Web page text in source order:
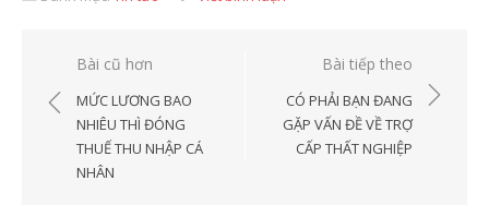
Điều
hướng
viết
Bài cũ hơn
MỨC LƯƠNG BAO
NHIÊU THÌ ĐÓNG
THUẾ THU NHẬP CÁ
NHÂN
Bài tiếp theo
CÓ PHẢI BẠN ĐANG
GẶP VẤN ĐỀ VỀ TRỢ
CẤP THẤT NGHIỆP